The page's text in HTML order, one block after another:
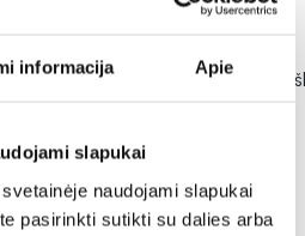
informacija Apie
slapukai
naudojami slapukai
pasirinkti sutikti su dalies arba
ir kūno
INGENCARE
1,16 € 1,94 €